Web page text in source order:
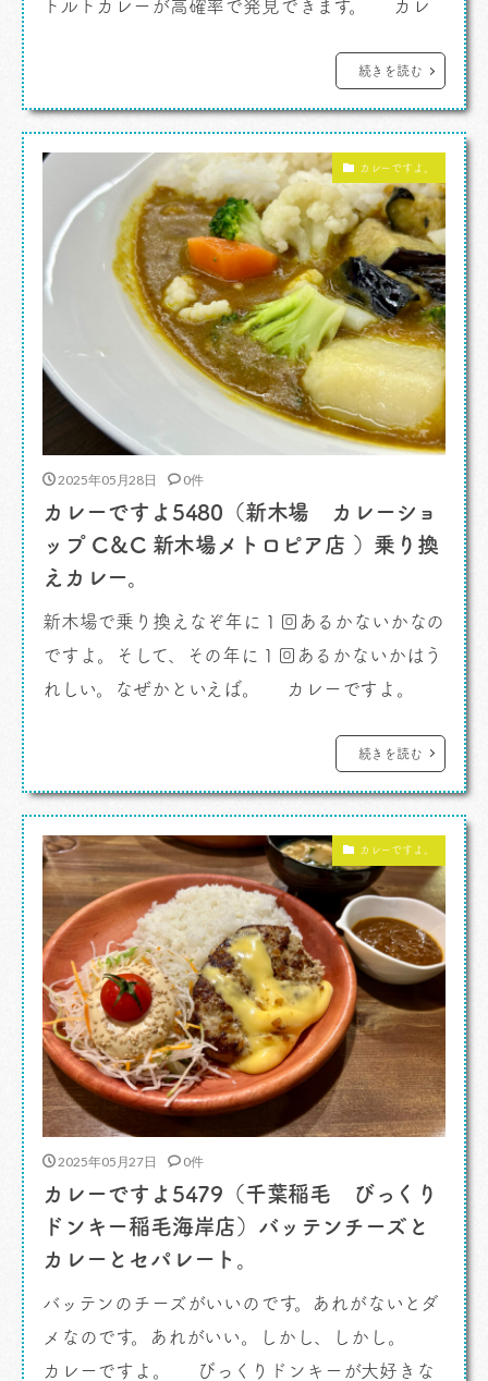
トルトカレーが高確率で発見できます。 カレ
ゴ」のレトルトカレーじゃないの。二度見してし
まったぞ。 冒頭で「レトルトカレー」と書いた
カレーであってレトルトカレーではないので
[…]
続きを読む
カレーですよ。
2025年05月28日 0件
カレーですよ5480（新木場 カレーショ
ップ C＆C 新木場メトロピア店 ）乗り換
えカレー。
新木場で乗り換えなぞ年に１回あるかないかなの
ですよ。そして、その年に１回あるかないかはう
れしい。なぜかといえば。 カレーですよ。
のです。「C＆C、どこにでもあるじゃん」ごも
っとも。しかし駅にあるC＆Cは格別なのです
あの嬉しさ。たまらないものがあるのです […]
続きを読む
カレーですよ。
2025年05月27日 0件
カレーですよ5479（千葉稲毛 びっくり
ドンキー稲毛海岸店）バッテンチーズと
カレーとセパレート。
バッテンのチーズがいいのです。あれがないとダ
メなのです。あれがいい。しかし、しかし。
カレーですよ。 びっくりドンキーが大好きな